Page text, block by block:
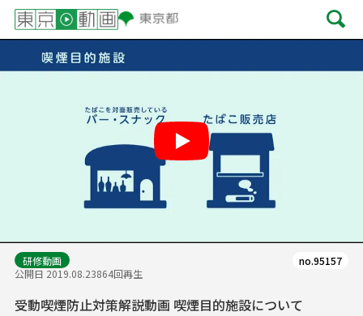
研修動画
公開日 2019.08.23864回再生
no.95157
受動喫煙防止対策解説動画 喫煙目的施設について